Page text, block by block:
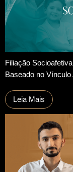
Filiação
Baseado no Vínculo
Leia Mais